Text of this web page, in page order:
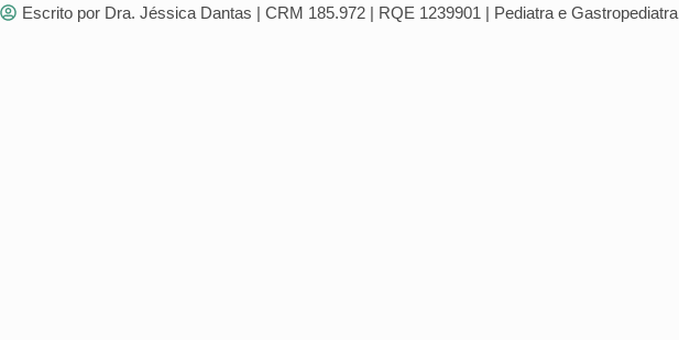
Escrito por Dra. Jéssica Dantas | CRM 185.972 | RQE 1239901 | Pediatra e Gastropediatra